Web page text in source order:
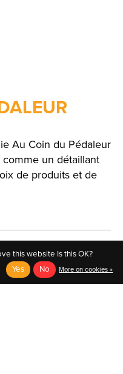
Au Coin du Pédaleur
un détaillant
de produits et de
this website Is this OK?
Yes
No More on cookies »